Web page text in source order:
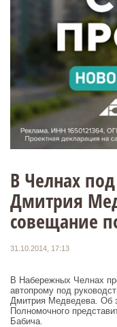
В Челнах
Дмитрия
совещание
31.10.2014, 17:13
В Набережных Челнах
автопрому под
Дмитрия Медведева. Об
Полномочного
Бабича.